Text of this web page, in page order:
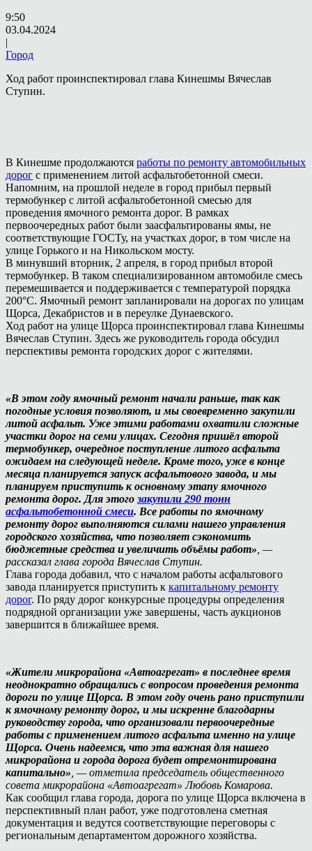
9:50
03.04.2024
|
Город
Ход работ проинспектировал глава Кинешмы Вячеслав
Ступин.
В Кинешме продолжаются работы по ремонту автомобильных
дорог с применением литой асфальтобетонной смеси.
Напомним, на прошлой неделе в город прибыл первый
термобункер с литой асфальтобетонной смесью для
проведения ямочного ремонта дорог. В рамках
первоочередных работ были заасфальтированы ямы, не
соответствующие ГОСТу, на участках дорог, в том числе на
улице Горького и на Никольском мосту.
В минувший вторник, 2 апреля, в город прибыл второй
термобункер. В таком специализированном автомобиле смесь
перемешивается и поддерживается с температурой порядка
200°C. Ямочный ремонт запланировали на дорогах по улицам
Щорса, Декабристов и в переулке Дунаевского.
Ход работ на улице Щорса проинспектировал глава Кинешмы
Вячеслав Ступин. Здесь же руководитель города обсудил
перспективы ремонта городских дорог с жителями.
«В этом году ямочный ремонт начали раньше, так как
погодные условия позволяют, и мы своевременно закупили
литой асфальт. Уже этими работами охватили сложные
участки дорог на семи улицах. Сегодня пришёл второй
термобункер, очередное поступление литого асфальта
ожидаем на следующей неделе. Кроме того, уже в конце
месяца планируется запуск асфальтового завода, и мы
планируем приступить к основному этапу ямочного
ремонта дорог. Для этого закупили 290 тонн
асфальтобетонной смеси. Все работы по ямочному
ремонту дорог выполняются силами нашего управления
городского хозяйства, что позволяет сэкономить
бюджетные средства и увеличить объёмы работ» , —
рассказал глава города Вячеслав Ступин.
Глава города добавил, что с началом работы асфальтового
завода планируется приступить к капитальному ремонту
дорог. По ряду дорог конкурсные процедуры определения
подрядной организации уже завершены, часть аукционов
завершится в ближайшее время.
«Жители микрорайона «Автоагрегат» в последнее время
неоднократно обращались с вопросом проведения ремонта
дороги по улице Щорса. В этом году очень рано приступили
к ямочному ремонту дорог, и мы искренне благодарны
руководству города, что организовали первоочередные
работы с применением литого асфальта именно на улице
Щорса. Очень надеемся, что эта важная для нашего
микрорайона и города дорога будет отремонтирована
капитально» , — отметила председатель общественного
совета микрорайона «Автоагрегат» Любовь Комарова.
Как сообщил глава города, дорога по улице Щорса включена в
перспективный план работ, уже подготовлена сметная
документация и ведутся соответствующие переговоры с
региональным департаментом дорожного хозяйства.